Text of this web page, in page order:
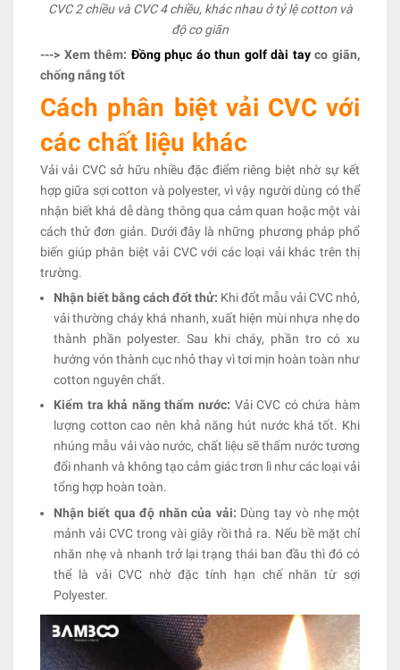
CVC 2 chiều và CVC 4 chiều, khác nhau ở tỷ lệ cotton và
độ co giãn
---> Xem thêm: Đồng phục áo thun golf dài tayco giãn,
chống nắng tốt
Cách phân biệt vải CVC với
các chất liệu khác
Vải vải CVC sở hữu nhiều đặc điểm riêng biệt nhờ sự kết
hợp giữa sợi cotton và polyester, vì vậy người dùng có thể
nhận biết khá dễ dàng thông qua cảm quan hoặc một vài
cách thử đơn giản. Dưới đây là những phương pháp phổ
biến giúp phân biệt vải CVC với các loại vải khác trên thị
trường.
Nhận biết bằng cách đốt thử: Khi đốt mẫu vải CVC nhỏ,
vải thường cháy khá nhanh, xuất hiện mùi nhựa nhẹ do
thành phần polyester. Sau khi cháy, phần tro có xu
hướng vón thành cục nhỏ thay vì tơi mịn hoàn toàn như
cotton nguyên chất.
Kiểm tra khả năng thấm nước: Vải CVC có chứa hàm
lượng cotton cao nên khả năng hút nước khá tốt. Khi
nhúng mẫu vải vào nước, chất liệu sẽ thấm nước tương
đối nhanh và không tạo cảm giác trơn lì như các loại vải
tổng hợp hoàn toàn.
Nhận biết qua độ nhăn của vải: Dùng tay vò nhẹ một
mảnh vải CVC trong vài giây rồi thả ra. Nếu bề mặt chỉ
nhăn nhẹ và nhanh trở lại trạng thái ban đầu thì đó có
thể là vải CVC nhờ đặc tính hạn chế nhăn từ sợi
Polyester.